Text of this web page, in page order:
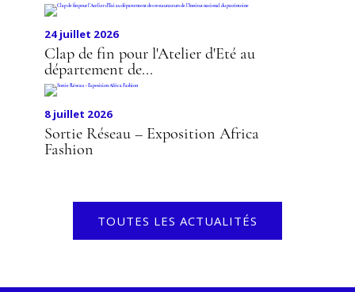
24 juillet 2026
Clap de fin pour l'Atelier d'Eté au
département de...
8 juillet 2026
Sortie Réseau – Exposition Africa
Fashion
TOUTES LES ACTUALITÉS